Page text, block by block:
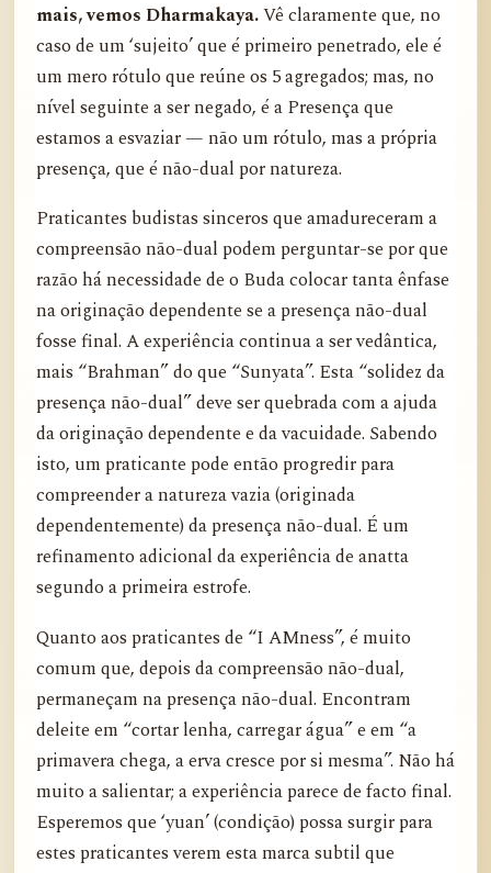
mais, vemos Dharmakaya.Vê claramente que, no
caso de um ‘sujeito’ que é primeiro penetrado, ele é
um mero rótulo que reúne os 5 agregados; mas, no
nível seguinte a ser negado, é a Presença que
estamos a esvaziar — não um rótulo, mas a própria
presença, que é não-dual por natureza.
Praticantes budistas sinceros que amadureceram a
compreensão não-dual podem perguntar-se por que
razão há necessidade de o Buda colocar tanta ênfase
na originação dependente se a presença não-dual
fosse final. A experiência continua a ser vedântica,
mais “Brahman” do que “Sunyata”. Esta “solidez da
presença não-dual” deve ser quebrada com a ajuda
da originação dependente e da vacuidade. Sabendo
isto, um praticante pode então progredir para
compreender a natureza vazia (originada
dependentemente) da presença não-dual. É um
refinamento adicional da experiência de anatta
segundo a primeira estrofe.
Quanto aos praticantes de “I AMness”, é muito
comum que, depois da compreensão não-dual,
permaneçam na presença não-dual. Encontram
deleite em “cortar lenha, carregar água” e em “a
primavera chega, a erva cresce por si mesma”. Não há
muito a salientar; a experiência parece de facto final.
Esperemos que ‘yuan’ (condição) possa surgir para
estes praticantes verem esta marca subtil que